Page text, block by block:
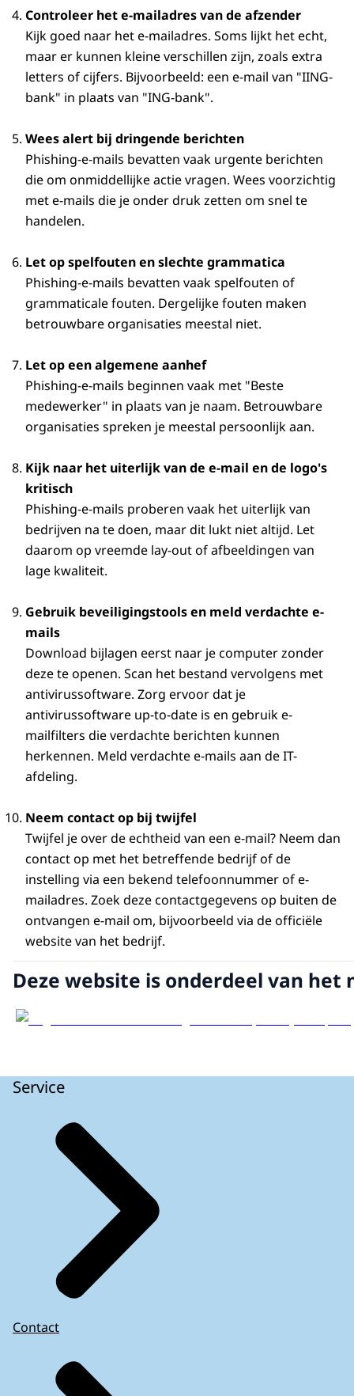
Controleer het e-mailadres van de afzender
Kijk goed naar het e-mailadres. Soms lijkt het echt,
maar er kunnen kleine verschillen zijn, zoals extra
letters of cijfers. Bijvoorbeeld: een e-mail van "IING-
bank" in plaats van "ING-bank".
Wees alert bij dringende berichten
Phishing-e-mails bevatten vaak urgente berichten
die om onmiddellijke actie vragen. Wees voorzichtig
met e-mails die je onder druk zetten om snel te
handelen.
Let op spelfouten en slechte grammatica
Phishing-e-mails bevatten vaak spelfouten of
grammaticale fouten. Dergelijke fouten maken
betrouwbare organisaties meestal niet.
Let op een algemene aanhef
Phishing-e-mails beginnen vaak met "Beste
medewerker" in plaats van je naam. Betrouwbare
organisaties spreken je meestal persoonlijk aan.
Kijk naar het uiterlijk van de e-mail en de logo's
kritisch
Phishing-e-mails proberen vaak het uiterlijk van
bedrijven na te doen, maar dit lukt niet altijd. Let
daarom op vreemde lay-out of afbeeldingen van
lage kwaliteit.
Gebruik beveiligingstools en meld verdachte e-
mails
Download bijlagen eerst naar je computer zonder
deze te openen. Scan het bestand vervolgens met
antivirussoftware. Zorg ervoor dat je
antivirussoftware up-to-date is en gebruik e-
mailfilters die verdachte berichten kunnen
herkennen. Meld verdachte e-mails aan de IT-
afdeling.
Neem contact op bij twijfel
Twijfel je over de echtheid van een e-mail? Neem dan
contact op met het betreffende bedrijf of de
instelling via een bekend telefoonnummer of e-
mailadres. Zoek deze contactgegevens op buiten de
ontvangen e-mail om, bijvoorbeeld via de officiële
website van het bedrijf.
Deze website is onderdeel van
Service
Contact